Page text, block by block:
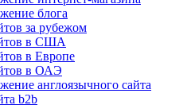
блога
за рубежом
в США
в Европе
в ОАЭ
англоязычного сайта
b2b